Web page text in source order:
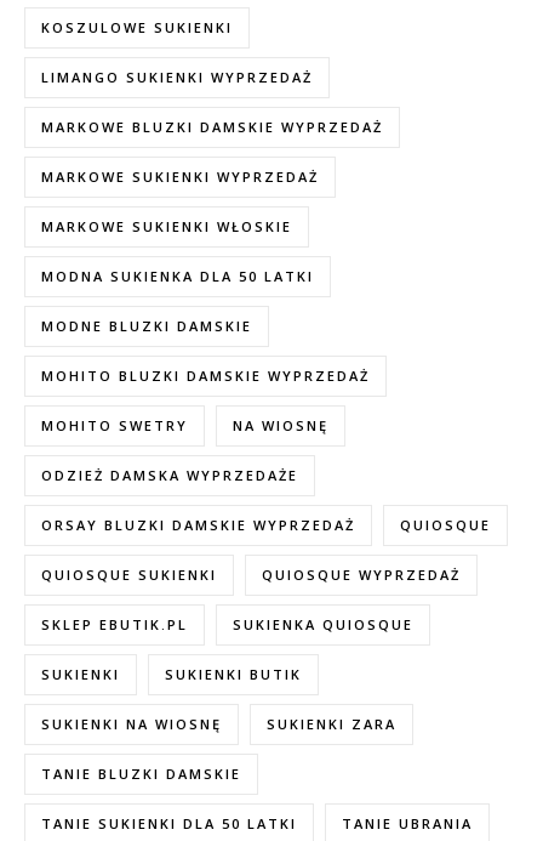
KOSZULOWE SUKIENKI
LIMANGO SUKIENKI WYPRZEDAŻ
MARKOWE BLUZKI DAMSKIE WYPRZEDAŻ
MARKOWE SUKIENKI WYPRZEDAŻ
MARKOWE SUKIENKI WŁOSKIE
MODNA SUKIENKA DLA 50 LATKI
MODNE BLUZKI DAMSKIE
MOHITO BLUZKI DAMSKIE WYPRZEDAŻ
MOHITO SWETRY NA WIOSNĘ
ODZIEŻ DAMSKA WYPRZEDAŻE
ORSAY BLUZKI DAMSKIE WYPRZEDAŻ QUIOSQUE
QUIOSQUE SUKIENKI QUIOSQUE WYPRZEDAŻ
SKLEP EBUTIK.PL SUKIENKA QUIOSQUE
SUKIENKI SUKIENKI BUTIK
SUKIENKI NA WIOSNĘ SUKIENKI ZARA
TANIE BLUZKI DAMSKIE
TANIE SUKIENKI DLA 50 LATKI TANIE UBRANIA